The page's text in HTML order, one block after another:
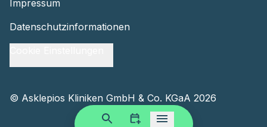
Impressum
Datenschutzinformationen
© Asklepios Kliniken GmbH & Co. KGaA 2026